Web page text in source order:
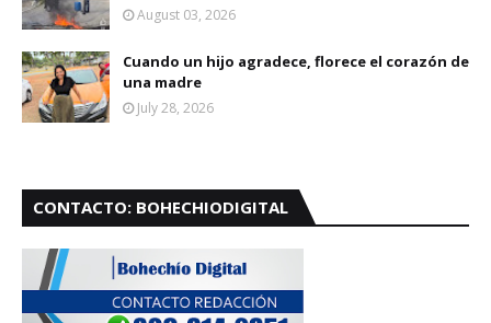
August 03, 2026
Cuando un hijo agradece, florece el corazón de
una madre
July 28, 2026
CONTACTO: BOHECHIODIGITAL